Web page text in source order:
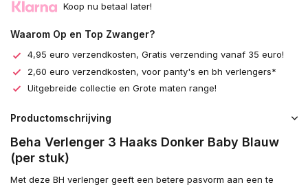
Koop nu betaal later!
Waarom Op en Top Zwanger?
4,95 euro verzendkosten, Gratis verzending vanaf 35 euro!
2,60 euro verzendkosten, voor panty's en bh verlengers*
Uitgebreide collectie en Grote maten range!
Productomschrijving
Beha Verlenger 3 Haaks Donker Baby Blauw
(per stuk)
Met deze BH verlenger geeft een betere pasvorm aan een te